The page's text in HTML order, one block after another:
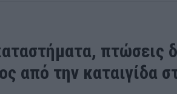
πτώσεις
από την καταιγίδα